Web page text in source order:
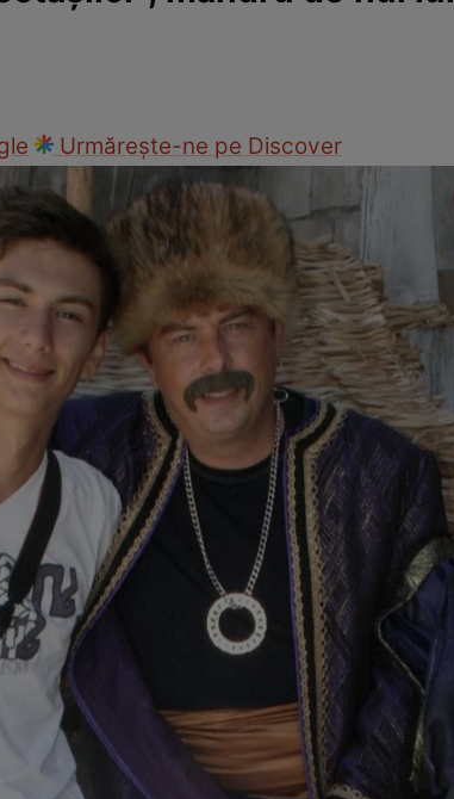
Urmărește-ne pe Discover